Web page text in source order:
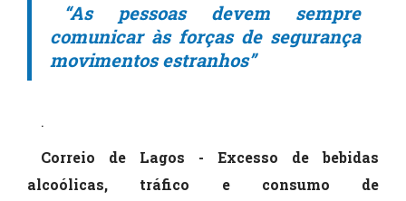
“As pessoas devem sempre
comunicar às forças de segurança
movimentos estranhos”
.
Correio de Lagos - Excesso de bebidas
alcoólicas, tráfico e consumo de